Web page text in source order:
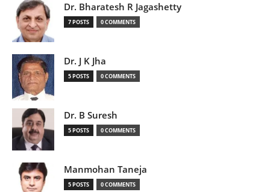
Dr. Bharatesh R Jagashetty
7 POSTS 0 COMMENTS
Dr. J K Jha
5 POSTS 0 COMMENTS
Dr. B Suresh
5 POSTS 0 COMMENTS
Manmohan Taneja
5 POSTS 0 COMMENTS